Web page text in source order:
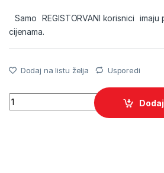
Samo REGISTORVANI korisnici
imaju
cijenama.
Dodaj na listu želja Usporedi
Quantity